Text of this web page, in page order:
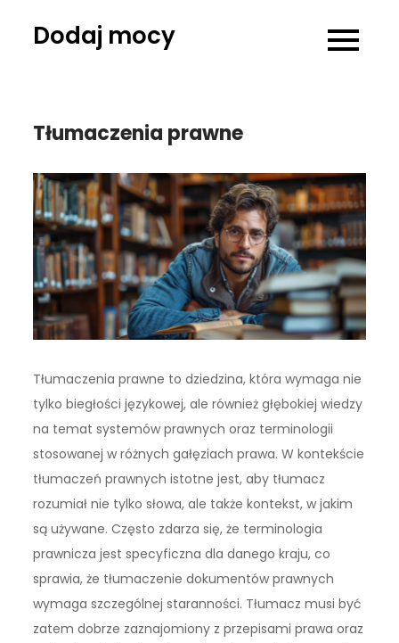
Dodaj mocy
Tłumaczenia prawne
Tłumaczenia prawne to dziedzina, która wymaga nie
tylko biegłości językowej, ale również głębokiej wiedzy
na temat systemów prawnych oraz terminologii
stosowanej w różnych gałęziach prawa. W kontekście
tłumaczeń prawnych istotne jest, aby tłumacz
rozumiał nie tylko słowa, ale także kontekst, w jakim
są używane. Często zdarza się, że terminologia
prawnicza jest specyficzna dla danego kraju, co
sprawia, że tłumaczenie dokumentów prawnych
wymaga szczególnej staranności. Tłumacz musi być
zatem dobrze zaznajomiony z przepisami prawa oraz